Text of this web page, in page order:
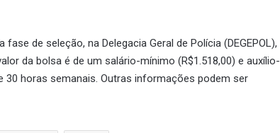
de seleção, na Delegacia Geral de Polícia (DEGEPOL),
da bolsa é de um salário-mínimo (R$1.518,00) e auxílio-
30 horas semanais. Outras informações podem ser